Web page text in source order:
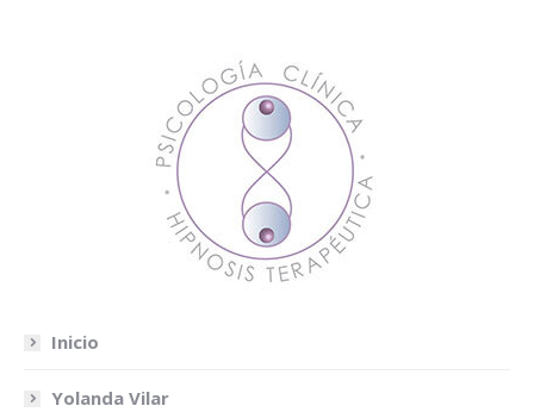
Inicio
Yolanda Vilar